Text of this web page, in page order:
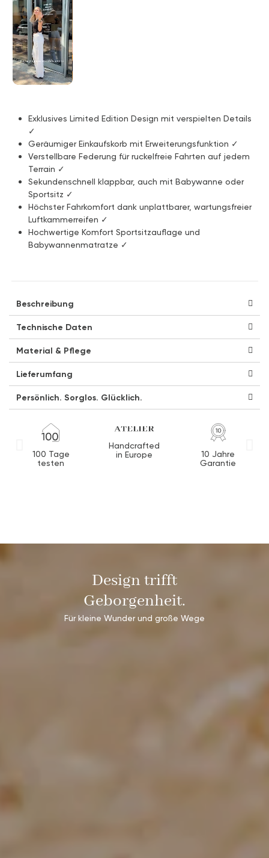
Exklusives Limited Edition Design mit verspielten Details
✓
Geräumiger Einkaufskorb mit Erweiterungsfunktion ✓
Verstellbare Federung für ruckelfreie Fahrten auf jedem
Terrain ✓
Sekundenschnell klappbar, auch mit Babywanne oder
Sportsitz ✓
Höchster Fahrkomfort dank unplattbarer, wartungsfreier
Luftkammerreifen ✓
Hochwertige Komfort Sportsitzauflage und
Babywannenmatratze ✓
Beschreibung
Technische Daten
Material & Pflege
Lieferumfang
Persönlich. Sorglos. Glücklich.
100 Tage
testen
Handcrafted
in Europe
10 Jahre
Garantie
Design trifft
Geborgenheit.
Für kleine Wunder und große Wege